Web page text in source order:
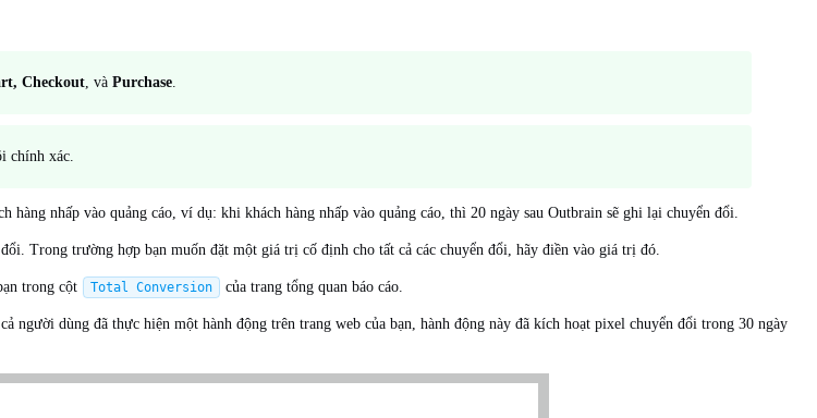
Checkout, và Purchase.
chính xác.
nhấp vào quảng cáo, ví dụ: khi khách hàng nhấp vào quảng cáo, thì 20 ngày sau Outbrain sẽ ghi lại chuyển đổi.
Trong trường hợp bạn muốn đặt một giá trị cố định cho tất cả các chuyển đổi, hãy điền vào giá trị đó.
trong cột Total Conversion của trang tổng quan báo cáo.
người dùng đã thực hiện một hành động trên trang web của bạn, hành động này đã kích hoạt pixel chuyển đổi trong 30 ngày